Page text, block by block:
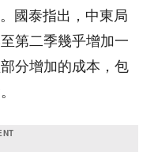
國泰指出，中東局
第二季幾乎增加一
分增加的成本，包